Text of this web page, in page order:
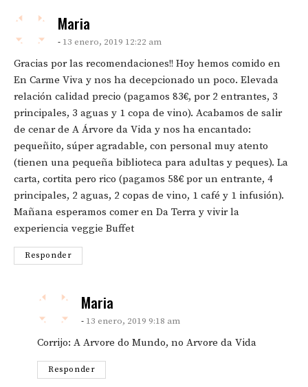
Maria
13 enero, 2019 12:22 am
Gracias por las recomendaciones!! Hoy hemos comido en
En Carme Viva y nos ha decepcionado un poco. Elevada
relación calidad precio (pagamos 83€, por 2 entrantes, 3
principales, 3 aguas y 1 copa de vino). Acabamos de salir
de cenar de A Árvore da Vida y nos ha encantado:
pequeñito, súper agradable, con personal muy atento
(tienen una pequeña biblioteca para adultas y peques). La
carta, cortita pero rico (pagamos 58€ por un entrante, 4
principales, 2 aguas, 2 copas de vino, 1 café y 1 infusión).
Mañana esperamos comer en Da Terra y vivir la
experiencia veggie Buffet
Responder
Maria
13 enero, 2019 9:18 am
Corrijo: A Arvore do Mundo, no Arvore da Vida
Responder